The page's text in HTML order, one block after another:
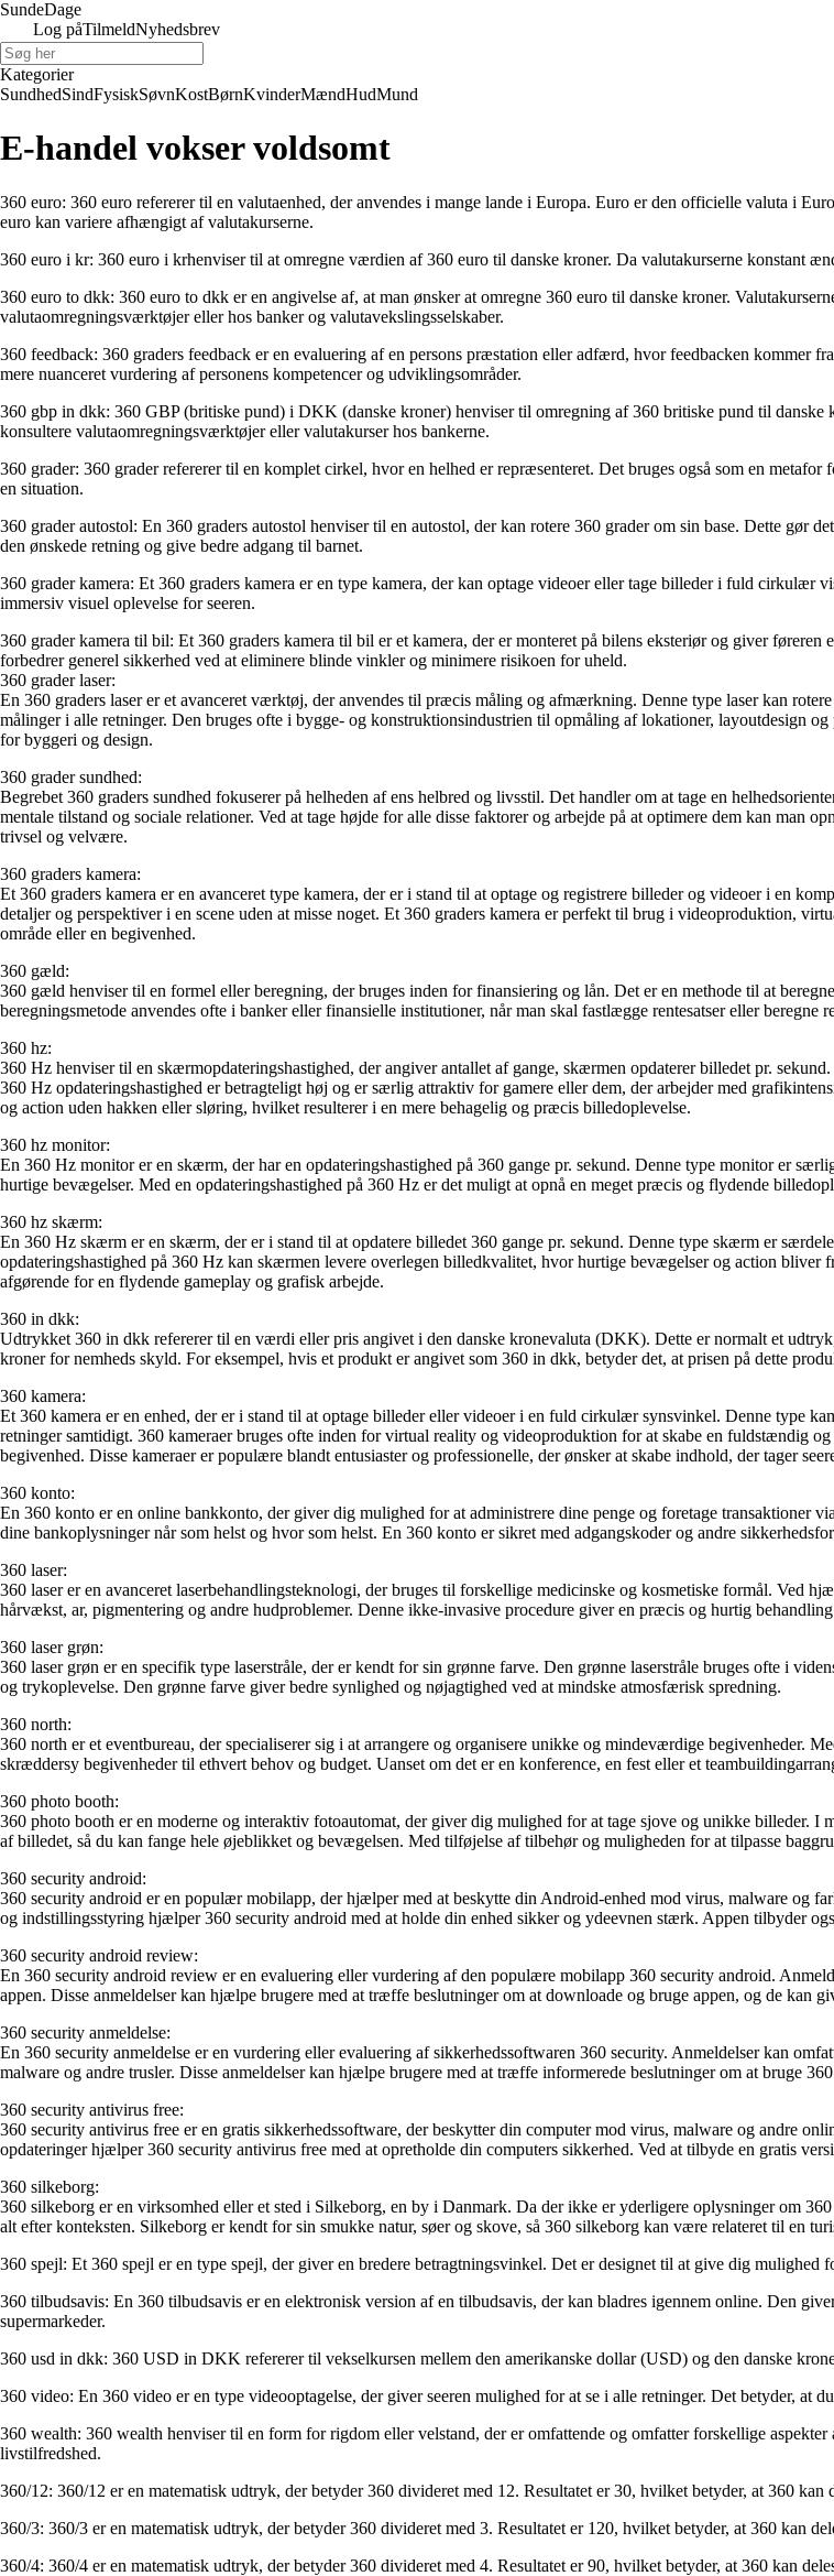
SundeDage
Log påTilmeldNyhedsbrev
Kategorier
SundhedSindFysiskSøvnKostBørnKvinderMændHudMund
E-handel vokser voldsomt
360 euro: 360 euro refererer til en valutaenhed, der anvendes i mange lande i Europa. Euro er den officielle valuta i
euro kan variere afhængigt af valutakurserne.
360 euro i kr: 360 euro i krhenviser til at omregne værdien af 360 euro til danske kroner. Da valutakurserne konstant
360 euro to dkk: 360 euro to dkk er en angivelse af, at man ønsker at omregne 360 euro til danske kroner.
valutaomregningsværktøjer eller hos banker og valutavekslingsselskaber.
360 feedback: 360 graders feedback er en evaluering af en persons præstation eller adfærd, hvor feedbacken kommer
mere nuanceret vurdering af personens kompetencer og udviklingsområder.
360 gbp in dkk: 360 GBP (britiske pund) i DKK (danske kroner) henviser til omregning af 360 britiske pund til
konsultere valutaomregningsværktøjer eller valutakurser hos bankerne.
360 grader: 360 grader refererer til en komplet cirkel, hvor en helhed er repræsenteret. Det bruges også som en
en situation.
360 grader autostol: En 360 graders autostol henviser til en autostol, der kan rotere 360 grader om sin base. Dette gør
den ønskede retning og give bedre adgang til barnet.
360 grader kamera: Et 360 graders kamera er en type kamera, der kan optage videoer eller tage billeder i fuld
immersiv visuel oplevelse for seeren.
360 grader kamera til bil: Et 360 graders kamera til bil er et kamera, der er monteret på bilens eksteriør og giver
forbedrer generel sikkerhed ved at eliminere blinde vinkler og minimere risikoen for uheld.
360 grader laser:
En 360 graders laser er et avanceret værktøj, der anvendes til præcis måling og afmærkning. Denne type laser kan
målinger i alle retninger. Den bruges ofte i bygge- og konstruktionsindustrien til opmåling af lokationer, layoutdesign
for byggeri og design.
360 grader sundhed:
Begrebet 360 graders sundhed fokuserer på helheden af ens helbred og livsstil. Det handler om at tage en
mentale tilstand og sociale relationer. Ved at tage højde for alle disse faktorer og arbejde på at optimere dem kan man
trivsel og velvære.
360 graders kamera:
Et 360 graders kamera er en avanceret type kamera, der er i stand til at optage og registrere billeder og videoer i en
detaljer og perspektiver i en scene uden at misse noget. Et 360 graders kamera er perfekt til brug i videoproduktion,
område eller en begivenhed.
360 gæld:
360 gæld henviser til en formel eller beregning, der bruges inden for finansiering og lån. Det er en methode til at
beregningsmetode anvendes ofte i banker eller finansielle institutioner, når man skal fastlægge rentesatser eller beregne
360 hz:
360 Hz henviser til en skærmopdateringshastighed, der angiver antallet af gange, skærmen opdaterer billedet pr.
360 Hz opdateringshastighed er betragteligt høj og er særlig attraktiv for gamere eller dem, der arbejder med
og action uden hakken eller sløring, hvilket resulterer i en mere behagelig og præcis billedoplevelse.
360 hz monitor:
En 360 Hz monitor er en skærm, der har en opdateringshastighed på 360 gange pr. sekund. Denne type monitor er
hurtige bevægelser. Med en opdateringshastighed på 360 Hz er det muligt at opnå en meget præcis og flydende
360 hz skærm:
En 360 Hz skærm er en skærm, der er i stand til at opdatere billedet 360 gange pr. sekund. Denne type skærm er
opdateringshastighed på 360 Hz kan skærmen levere overlegen billedkvalitet, hvor hurtige bevægelser og action
afgørende for en flydende gameplay og grafisk arbejde.
360 in dkk:
Udtrykket 360 in dkk refererer til en værdi eller pris angivet i den danske kronevaluta (DKK). Dette er normalt et
kroner for nemheds skyld. For eksempel, hvis et produkt er angivet som 360 in dkk, betyder det, at prisen på dette
360 kamera:
Et 360 kamera er en enhed, der er i stand til at optage billeder eller videoer i en fuld cirkulær synsvinkel. Denne type
retninger samtidigt. 360 kameraer bruges ofte inden for virtual reality og videoproduktion for at skabe en fuldstændig
begivenhed. Disse kameraer er populære blandt entusiaster og professionelle, der ønsker at skabe indhold, der tager
360 konto:
En 360 konto er en online bankkonto, der giver dig mulighed for at administrere dine penge og foretage transaktioner
dine bankoplysninger når som helst og hvor som helst. En 360 konto er sikret med adgangskoder og andre
360 laser:
360 laser er en avanceret laserbehandlingsteknologi, der bruges til forskellige medicinske og kosmetiske formål. Ved
hårvækst, ar, pigmentering og andre hudproblemer. Denne ikke-invasive procedure giver en præcis og hurtig
360 laser grøn:
360 laser grøn er en specifik type laserstråle, der er kendt for sin grønne farve. Den grønne laserstråle bruges ofte i
og trykoplevelse. Den grønne farve giver bedre synlighed og nøjagtighed ved at mindske atmosfærisk spredning.
360 north:
360 north er et eventbureau, der specialiserer sig i at arrangere og organisere unikke og mindeværdige begivenheder.
skræddersy begivenheder til ethvert behov og budget. Uanset om det er en konference, en fest eller et
360 photo booth:
360 photo booth er en moderne og interaktiv fotoautomat, der giver dig mulighed for at tage sjove og unikke billeder.
af billedet, så du kan fange hele øjeblikket og bevægelsen. Med tilføjelse af tilbehør og muligheden for at tilpasse
360 security android:
360 security android er en populær mobilapp, der hjælper med at beskytte din Android-enhed mod virus, malware og
og indstillingsstyring hjælper 360 security android med at holde din enhed sikker og ydeevnen stærk. Appen tilbyder
360 security android review:
En 360 security android review er en evaluering eller vurdering af den populære mobilapp 360 security android.
appen. Disse anmeldelser kan hjælpe brugere med at træffe beslutninger om at downloade og bruge appen, og de kan
360 security anmeldelse:
En 360 security anmeldelse er en vurdering eller evaluering af sikkerhedssoftwaren 360 security. Anmeldelser kan
malware og andre trusler. Disse anmeldelser kan hjælpe brugere med at træffe informerede beslutninger om at bruge
360 security antivirus free:
360 security antivirus free er en gratis sikkerhedssoftware, der beskytter din computer mod virus, malware og andre
opdateringer hjælper 360 security antivirus free med at opretholde din computers sikkerhed. Ved at tilbyde en gratis
360 silkeborg:
360 silkeborg er en virksomhed eller et sted i Silkeborg, en by i Danmark. Da der ikke er yderligere oplysninger om
alt efter konteksten. Silkeborg er kendt for sin smukke natur, søer og skove, så 360 silkeborg kan være relateret til en
360 spejl: Et 360 spejl er en type spejl, der giver en bredere betragtningsvinkel. Det er designet til at give dig mulighed
360 tilbudsavis: En 360 tilbudsavis er en elektronisk version af en tilbudsavis, der kan bladres igennem online. Den
supermarkeder.
360 usd in dkk: 360 USD in DKK refererer til vekselkursen mellem den amerikanske dollar (USD) og den danske
360 video: En 360 video er en type videooptagelse, der giver seeren mulighed for at se i alle retninger. Det betyder, at
360 wealth: 360 wealth henviser til en form for rigdom eller velstand, der er omfattende og omfatter forskellige
livstilfredshed.
360/12: 360/12 er en matematisk udtryk, der betyder 360 divideret med 12. Resultatet er 30, hvilket betyder, at 360 kan
360/3: 360/3 er en matematisk udtryk, der betyder 360 divideret med 3. Resultatet er 120, hvilket betyder, at 360 kan
360/4: 360/4 er en matematisk udtryk, der betyder 360 divideret med 4. Resultatet er 90, hvilket betyder, at 360 kan